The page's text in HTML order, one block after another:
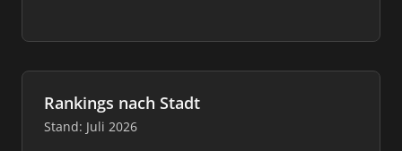
Rankings nach Stadt
Stand: Juli 2026